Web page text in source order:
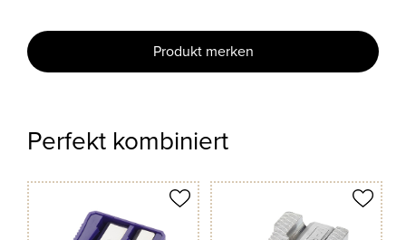
Produkt merken
Perfekt kombiniert
merken Produkt merken